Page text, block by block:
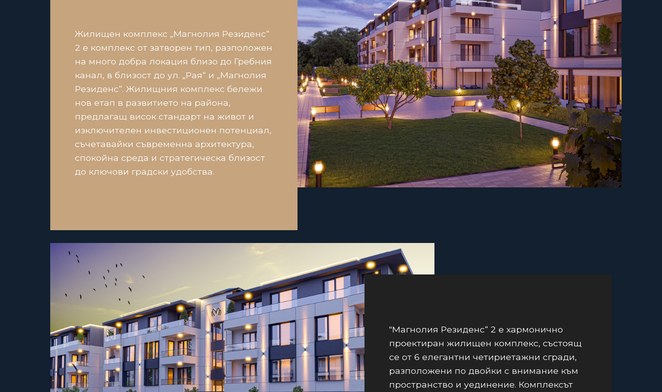
Жилищен комплекс „Магнолия Резиденс“
2 е комплекс от затворен тип, разположен
на много добра локация близо до Гребния
канал, в близост до ул. „Рая“ и „Магнолия
Резиденс“. Жилищния комплекс бележи
нов етап в развитието на района,
предлагащ висок стандарт на живот и
изключителен инвестиционен потенциал,
съчетавайки съвременна архитектура,
спокойна среда и стратегическа близост
до ключови градски удобства.
"Магнолия Резиденс“ 2 е хармонично
проектиран жилищен комплекс, състоящ
се от 6 елегантни четириетажни сгради,
разположени по двойки с внимание към
пространство и уединение. Комплексът